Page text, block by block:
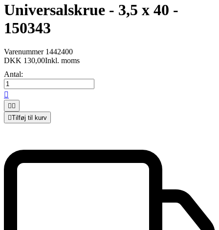
Universalskrue - 3,5 x 40 -
150343
Varenummer 1442400
DKK 130,00Inkl. moms
Antal:

 
Tilføj til kurv